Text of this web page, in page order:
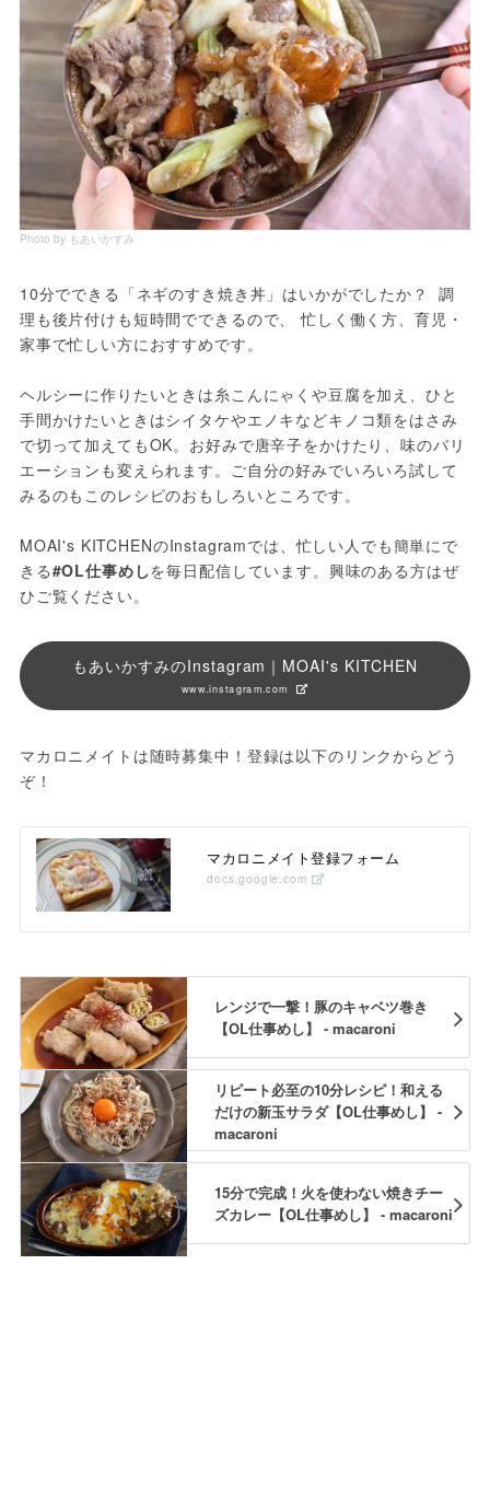
Photo by もあいかすみ
10分でできる「ネギのすき焼き丼」はいかがでしたか？  調
理も後片付けも短時間でできるので、 忙しく働く方、育児・
家事で忙しい方におすすめです。
ヘルシーに作りたいときは糸こんにゃくや豆腐を加え、ひと
手間かけたいときはシイタケやエノキなどキノコ類をはさみ
で切って加えてもOK。お好みで唐辛子をかけたり、味のバリ
エーションも変えられます。ご自分の好みでいろいろ試して
みるのもこのレシピのおもしろいところです。
MOAI's KITCHENのInstagramでは、忙しい人でも簡単にで
きる#OL仕事めしを毎日配信しています。興味のある方はぜ
ひご覧ください。
もあいかすみのInstagram｜MOAI's KITCHEN
www.instagram.com
マカロニメイトは随時募集中！登録は以下のリンクからどう
ぞ！
マカロニメイト登録フォーム
docs.google.com
レンジで一撃！豚のキャベツ巻き
【OL仕事めし】 - macaroni
リピート必至の10分レシピ！和える
だけの新玉サラダ【OL仕事めし】 -
macaroni
15分で完成！火を使わない焼きチー
ズカレー【OL仕事めし】 - macaroni